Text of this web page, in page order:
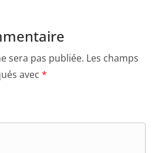
sera pas publiée. Les champs
avec *